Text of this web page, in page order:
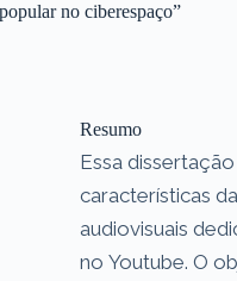
no ciberespaço”
Resumo
Essa
características
audiovisuais
no Youtube. O